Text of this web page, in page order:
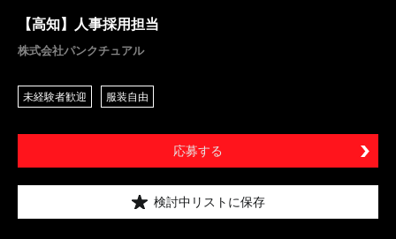
【高知】人事採用担当
株式会社パンクチュアル
未経験者歓迎 服装自由
応募する
検討中リストに保存